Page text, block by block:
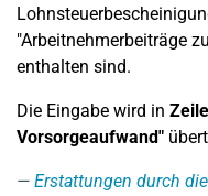
"Arbeitnehmerbeiträge
enthalten sind.
Die Eingabe wird in
Vorsorgeaufwand"
Erstattungen durch